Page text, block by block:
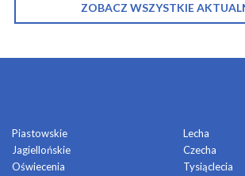
ZOBACZ WSZYSTKIE
Piastowskie
Jagiellońskie
Oświecenia
Lecha
Czecha
Tysiąclecia